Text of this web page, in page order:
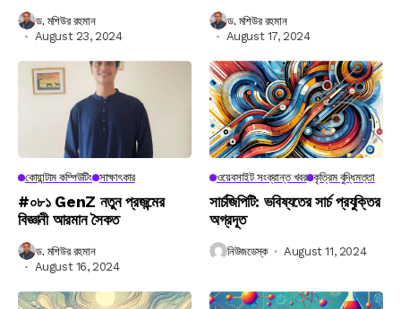
ড. মশিউর রহমান
August 23, 2024
ড. মশিউর রহমান
August 17, 2024
কোয়ান্টাম কম্পিউটিং সাক্ষাৎকার
#০৮১ GenZ নতুন প্রজন্মের
বিজ্ঞানী আরমান সৈকত
ড. মশিউর রহমান
August 16, 2024
ওয়েবসাইট সংক্রান্ত খবর কৃত্রিম বুদ্ধিমত্তা
সার্চজিপিটি: ভবিষ্যতের সার্চ প্রযুক্তির
অগ্রদূত
নিউজডেস্ক August 11, 2024